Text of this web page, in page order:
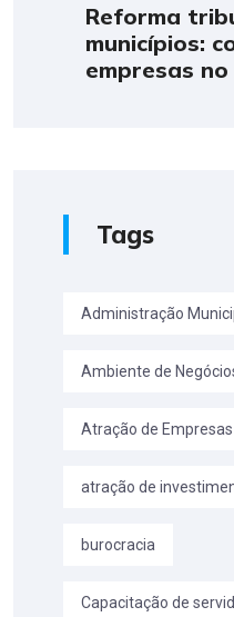
Reforma
municípios:
empresas
Tags
Administração
Ambiente de
Atração de Empresas
atração de
burocracia
Capacitação de